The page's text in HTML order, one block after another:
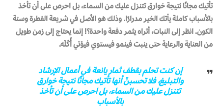
تأتيك مجانًا نتيجة خوارق تتنزل عليك من السماء، بل احرص على أن تأخذ
بالأسباب كاملة يأتك الخير مدرارًا. وذلك هو الأصل في شريعة الفطرة وسنة
الكون. انظر إلى النبات، أتراه يثمر دفعة واحدة؟! إنما يحتاج إلى زمن طويل
من العناية والرعاية حتى ينبت فينمو فيستوي فيؤتي أُكُلَه.
إن كنت تحلم بقطف ثمار يانعة في أعمال الإرشاد
والتبليغ، فلا تحسبنّ أنها تأتيك مجانًا نتيجة خوارق
تتنزل عليك من السماء، بل احرص على أن تأخذ
بالأسباب